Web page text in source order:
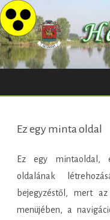
Ez egy minta oldal
Ez egy mintaoldal,
oldalának
bejegyzéstől, mert
menüjében, a